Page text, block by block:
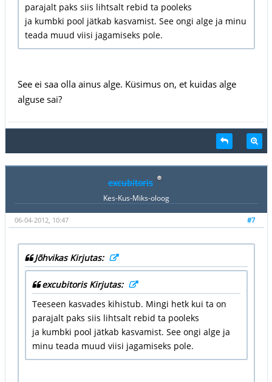
parajalt paks siis lihtsalt rebid ta pooleks
ja kumbki pool jätkab kasvamist. See ongi alge ja minu
teada muud viisi jagamiseks pole.
See ei saa olla ainus alge. Küsimus on, et kuidas alge
alguse sai?
excubitoris
Kes-Kus-Miks-oloog
#7
06-04-2012, 10:47
Jõhvikas Kirjutas:
excubitoris Kirjutas:
Teeseen kasvades kihistub. Mingi hetk kui ta on
parajalt paks siis lihtsalt rebid ta pooleks
ja kumbki pool jätkab kasvamist. See ongi alge ja
minu teada muud viisi jagamiseks pole.